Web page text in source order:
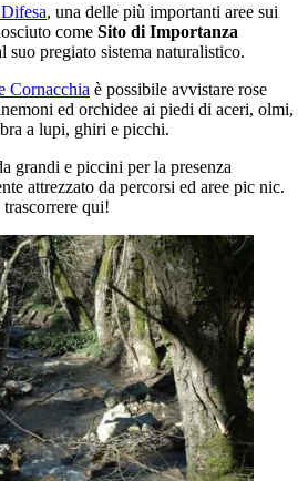
, una delle più importanti aree sui
come Sito di Importanza
suo pregiato sistema naturalistico.
Cornacchia è possibile avvistare rose
ed orchidee ai piedi di aceri, olmi,
a lupi, ghiri e picchi.
grandi e piccini per la presenza
attrezzato da percorsi ed aree pic nic.
trascorrere qui!